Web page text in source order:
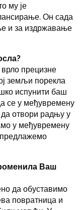
му је
Он сада
и за издржавање
прецизне
земљи порекла
испунити баш
се у међувремену
отвори радњу у
у међувремену
Ваш
да обуставимо
повратница и